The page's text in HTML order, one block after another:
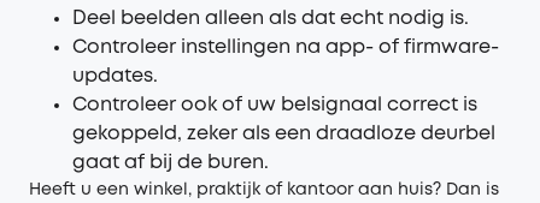
Deel beelden alleen als dat echt nodig is.
Controleer instellingen na app- of firmware-
updates.
Controleer ook of uw belsignaal correct is
gekoppeld, zeker als een draadloze deurbel
gaat af bij de buren.
Heeft u een winkel, praktijk of kantoor aan huis? Dan is